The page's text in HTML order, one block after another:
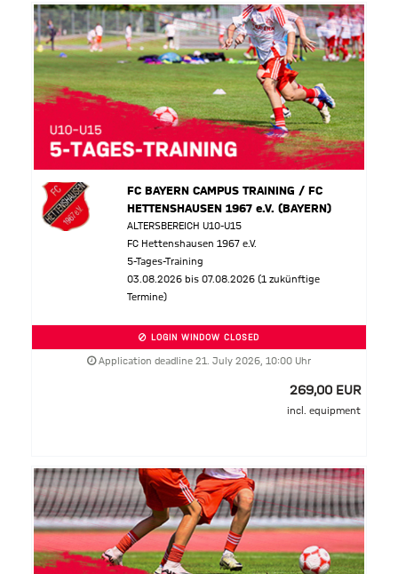
FC BAYERN CAMPUS TRAINING / FC
HETTENSHAUSEN 1967 e.V. (BAYERN)
ALTERSBEREICH U10-U15
FC Hettenshausen 1967 e.V.
5-Tages-Training
03.08.2026 bis 07.08.2026 (1 zukünftige
Termine)
LOGIN WINDOW CLOSED
Application deadline 21. July 2026, 10:00 Uhr
269,00 EUR
incl. equipment